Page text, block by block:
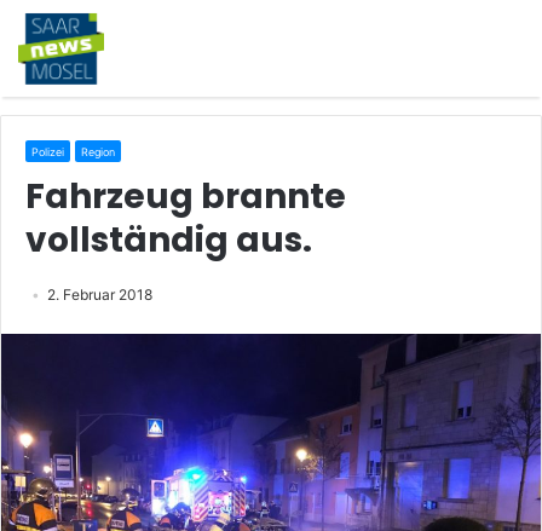
Polizei Region
Fahrzeug brannte
vollständig aus.
2. Februar 2018